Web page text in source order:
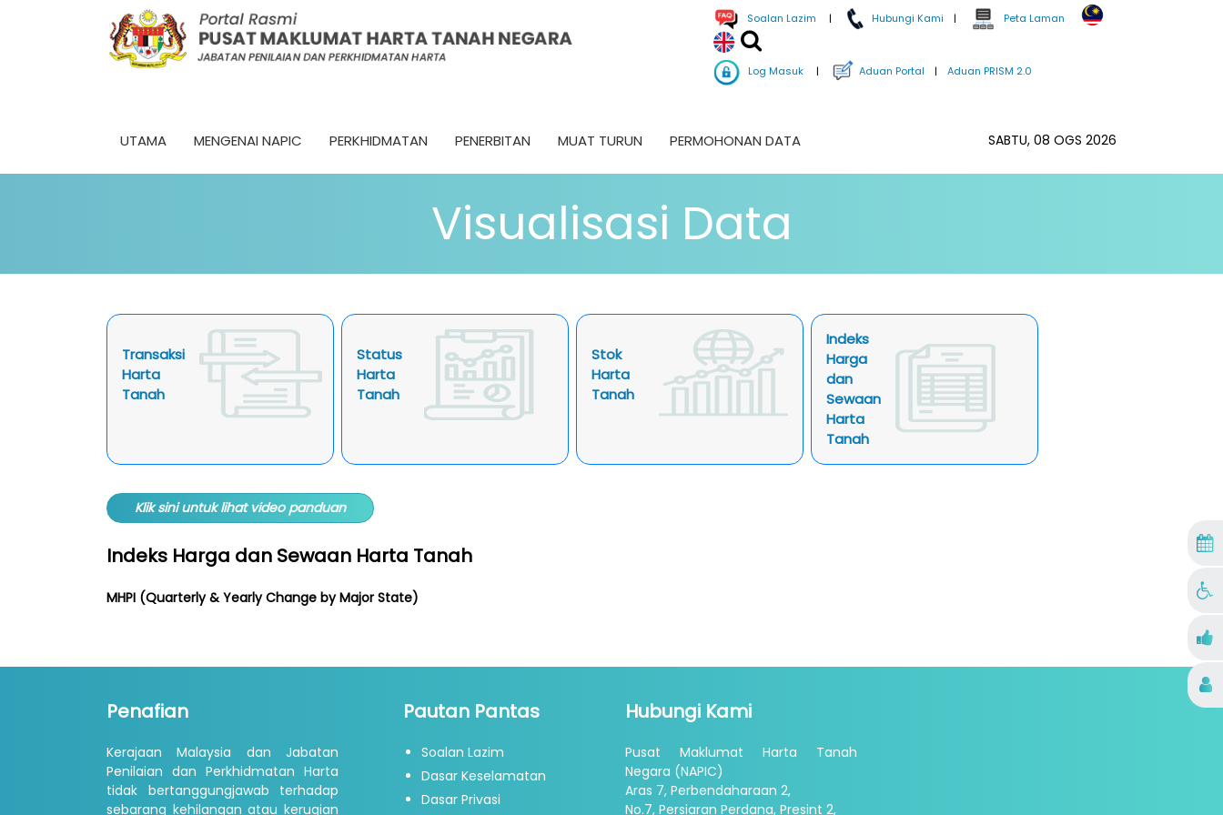
Soalan Lazim | Hubungi Kami | Peta Laman
Log Masuk | Aduan Portal | Aduan PRISM 2.0
UTAMA MENGENAI NAPIC PERKHIDMATAN PENERBITAN MUAT TURUN PERMOHONAN DATA SABTU, 08 OGS 2026
Visualisasi Data
Transaksi
Harta
Tanah
Status
Harta
Tanah
Stok
Harta
Tanah
Indeks
Harga
dan
Sewaan
Harta
Tanah
Klik sini untuk lihat video panduan
Indeks Harga dan Sewaan Harta Tanah
MHPI (Quarterly & Yearly Change by Major State)
Penafian
Kerajaan Malaysia dan Jabatan
Penilaian dan Perkhidmatan Harta
tidak bertanggungjawab terhadap
sebarang kehilangan atau kerugian
Pautan Pantas
Soalan Lazim
Dasar Keselamatan
Dasar Privasi
Hubungi Kami
Pusat Maklumat Harta Tanah
Negara (NAPIC)
Aras 7, Perbendaharaan 2,
No.7, Persiaran Perdana, Presint 2,